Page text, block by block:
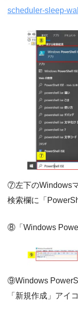
scheduler-sleep-
⑦左下のWindows
検索欄に「
⑧「Windows
⑨Windows
「新規作成」アイ